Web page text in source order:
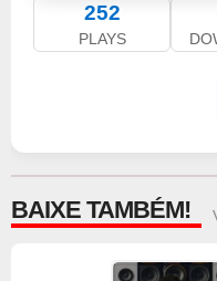
252
PLAYS
BAIXE TAMBÉM!